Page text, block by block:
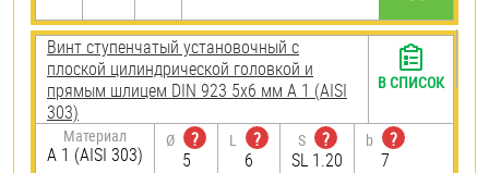
Винт ступенчатый установочный с
плоской цилиндрической головкой и
прямым шлицем DIN 923 5х6 мм А 1 (AISI
303)
Материал
А 1 (AISI 303)
Ø
?
5
L
?
6
S
?
SL 1.20
b
?
7
В СПИСОК